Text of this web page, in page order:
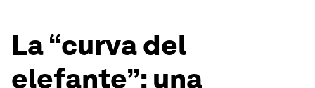
La “curva del
elefante”: una